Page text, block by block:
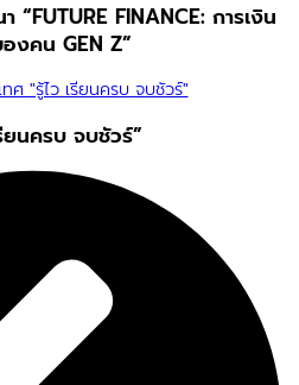
FINANCE: การเงิน
งคน GEN Z”
นครบ จบชัวร์”